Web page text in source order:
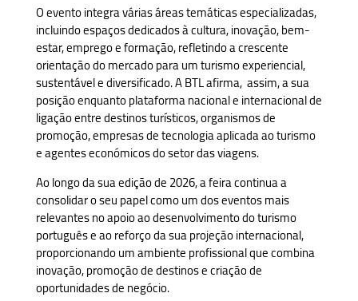
O evento integra várias áreas temáticas especializadas,
incluindo espaços dedicados à cultura, inovação, bem-
estar, emprego e formação, refletindo a crescente
orientação do mercado para um turismo experiencial,
sustentável e diversificado. A BTL afirma, assim, a sua
posição enquanto plataforma nacional e internacional de
ligação entre destinos turísticos, organismos de
promoção, empresas de tecnologia aplicada ao turismo
e agentes económicos do setor das viagens.
Ao longo da sua edição de 2026, a feira continua a
consolidar o seu papel como um dos eventos mais
relevantes no apoio ao desenvolvimento do turismo
português e ao reforço da sua projeção internacional,
proporcionando um ambiente profissional que combina
inovação, promoção de destinos e criação de
oportunidades de negócio.